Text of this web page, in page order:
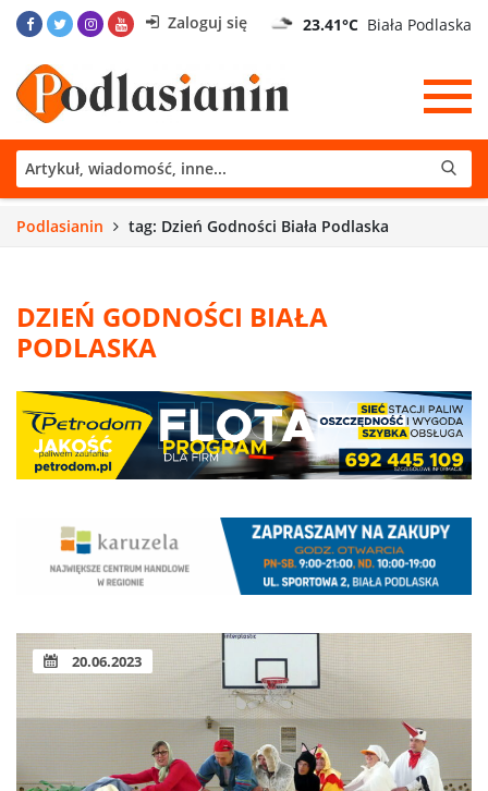
Zaloguj się 23.41°C Biała Podlaska
Podlasianin tag: Dzień Godności Biała Podlaska
DZIEŃ GODNOŚCI BIAŁA
PODLASKA
20.06.2023